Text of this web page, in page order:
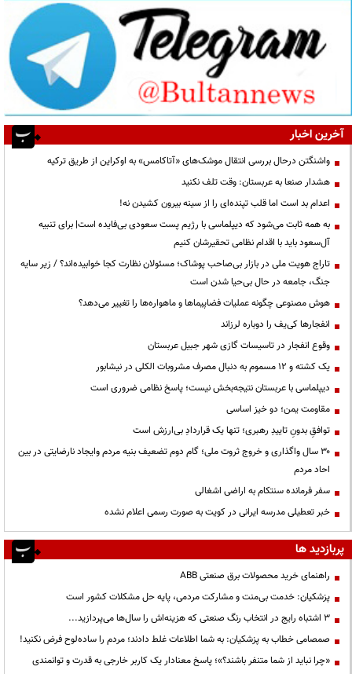
آخرین اخبار
واشنگتن درحال بررسی انتقال موشک‌های «آتاکامس» به اوکراین از طریق ترکیه
هشدار صنعا به عربستان: وقت تلف نکنید
اعدام بد است اما قلب تپنده‌ای را از سینه بیرون کشیدن نه!
به همه ثابت می‌شود که دیپلماسی با رژیم پست سعودی بی‌فایده است| برای تنبیه
آل‌سعود باید با اقدام نظامی تحقیرشان کنیم
تاراج هویت ملی در بازار بی‌صاحب پوشاک؛ مسئولان نظارت کجا خوابیده‌اند؟ / زیر سایه
جنگ، جامعه در حال بی‌حیا شدن است
هوش مصنوعی چگونه عملیات فضاپیماها و ماهواره‌ها را تغییر می‌دهد؟
انفجارها کی‌یف را دوباره لرزاند
وقوع انفجار در تاسیسات گازی شهر جبیل عربستان
یک کشته و ۱۲ مسموم به دنبال مصرف مشروبات الکلی در نیشابور
دیپلماسی با عربستان نتیجه‌بخش نیست؛ پاسخ نظامی ضروری است
مقاومت یمن؛ دو خیز اساسی
توافقِ بدونِ تاییدِ رهبری؛ تنها یک قراردادِ بی‌ارزش است
۳۰ سال واگذاری و خروج ثروت ملی؛ گام دوم تضعیف بنیه مردم وایجاد نارضایتی در بین
احاد مردم
سفر فرمانده سنتکام به اراضی اشغالی
خبر تعطیلی مدرسه ایرانی در کویت به صورت رسمی اعلام نشده
پربازدید ها
راهنمای خرید محصولات برق صنعتی ABB
پزشکیان: خدمت بی‌منت و مشارکت مردمی، پایه حل مشکلات کشور است
3 اشتباه رایج در انتخاب رنگ صنعتی که هزینه‌اش را سال‌ها می‌پردازید...
صمصامی خطاب به پزشکیان: به شما اطلاعات غلط دادند؛ مردم را ساده‌لوح فرض نکنید!
«چرا نباید از شما متنفر باشند؟»؛ پاسخ معنادار یک کاربر خارجی به قدرت و توانمندی